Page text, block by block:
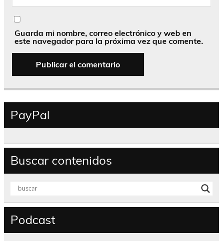
Guarda mi nombre, correo electrónico y web en
este navegador para la próxima vez que comente.
PayPal
Buscar contenidos
Podcast